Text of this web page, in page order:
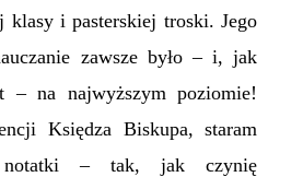
klasy i pasterskiej troski. Jego
zawsze było – i, jak
– na najwyższym poziomie!
Księdza Biskupa, staram
notatki – tak, jak czynię